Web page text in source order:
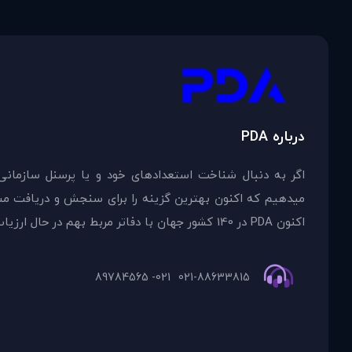
درباره PDA
اگر به دنبال شناخت استعدادهای خود و یا پرسنل
اکنون PDA در 140 کشور جهان با دفاتر مربط بهم در حال ارزیاب
021-88633815
021- 89784565